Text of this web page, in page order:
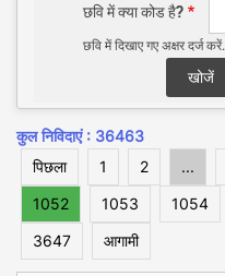
छवि में क्या कोड है?
छवि में दिखाए गए अक्षर दर्ज करें.
कुल निविदाएं : 36463
पिछला
1 2 ...
1052
1053 1054
3647
आगामी